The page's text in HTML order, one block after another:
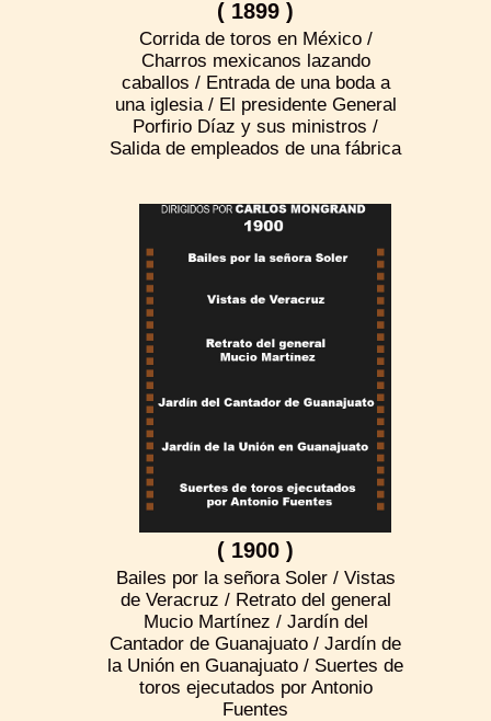
( 1899 )
Corrida de toros en México /
Charros mexicanos lazando
caballos / Entrada de una boda a
una iglesia / El presidente General
Porfirio Díaz y sus ministros /
Salida de empleados de una fábrica
( 1900 )
Bailes por la señora Soler / Vistas
de Veracruz / Retrato del general
Mucio Martínez / Jardín del
Cantador de Guanajuato / Jardín de
la Unión en Guanajuato / Suertes de
toros ejecutados por Antonio
Fuentes